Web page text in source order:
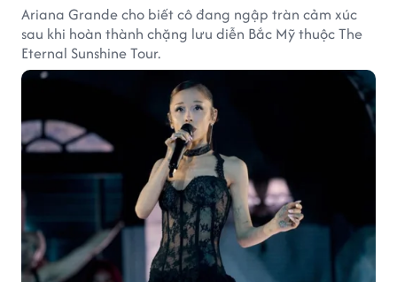
Ariana Grande cho biết cô đang ngập tràn cảm xúc
sau khi hoàn thành chặng lưu diễn Bắc Mỹ thuộc The
Eternal Sunshine Tour.